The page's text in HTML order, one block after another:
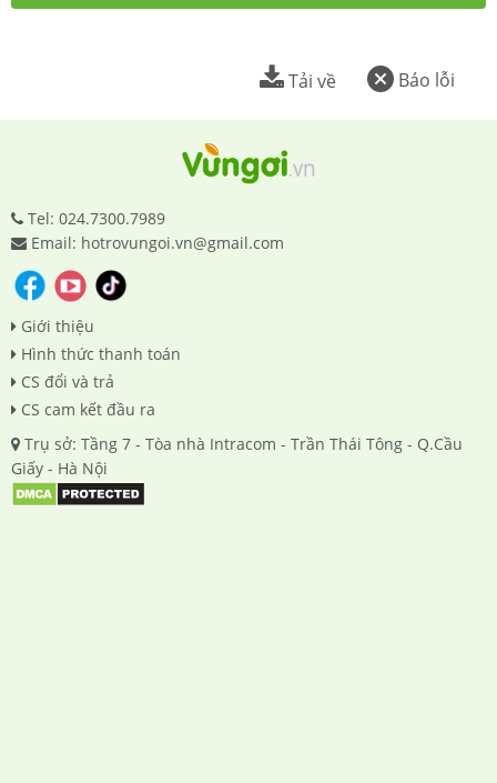
Báo lỗi
Tải về
Tel: 024.7300.7989
Email: hotrovungoi.vn@gmail.com
Giới thiệu
Hình thức thanh toán
CS đổi và trả
CS cam kết đầu ra
Trụ sở: Tầng 7 - Tòa nhà Intracom - Trần Thái Tông - Q.Cầu
Giấy - Hà Nội